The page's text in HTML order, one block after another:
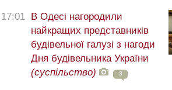
17:01
В Одесі нагородили
найкращих представників
будівельної галузі з нагоди
Дня будівельника України
(суспільство)
3